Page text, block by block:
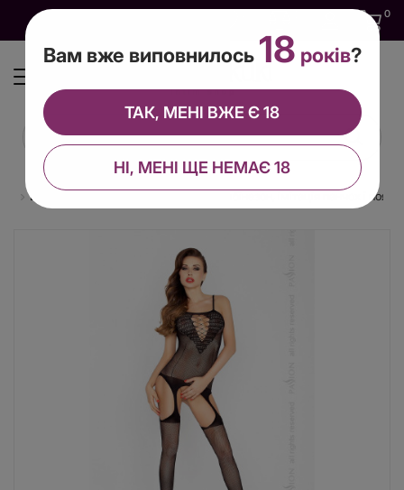
0
Бодістокінг Passion BS024 black, комбінезон, імітація панчох і пояса
Вам вже виповнилось 18 років?
НІ, МЕНІ ЩЕ НЕМАЄ 18
ТАК, МЕНІ ВЖЕ Є 18